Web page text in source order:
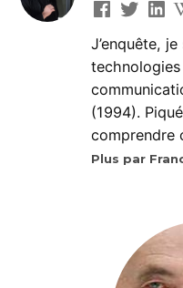
J’enquête,
(1994).
comprendre
Plus par